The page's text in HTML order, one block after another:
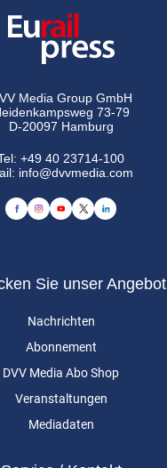
Media Group GmbH
73-79
D-20097 Hamburg
+49 40 23714-100
info@dvvmedia.com
Sie unser Angebot
Nachrichten
Abonnement
DVV Media Abo Shop
Veranstaltungen
Mediadaten